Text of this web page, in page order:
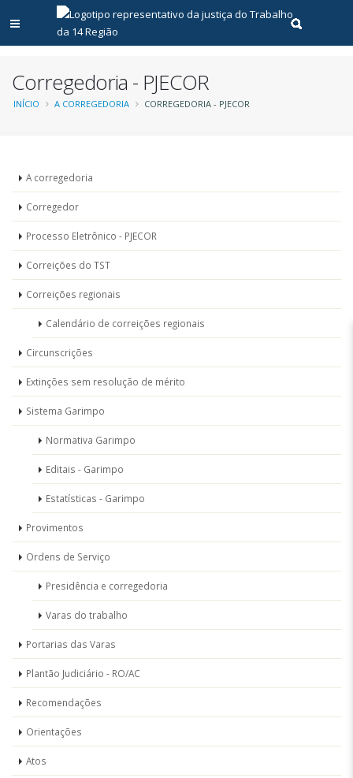
Abrir menu principal
Realizar
Corregedoria - PJECOR
Trilha
navegação
INÍCIO A CORREGEDORIA CORREGEDORIA - PJECOR
Unidades
Corregedoria
A corregedoria
Corregedor
Processo Eletrônico - PJECOR
Correições do TST
Correições regionais
Calendário de correições regionais
Circunscrições
Extinções sem resolução de mérito
Sistema Garimpo
Normativa Garimpo
Editais - Garimpo
Estatísticas - Garimpo
Provimentos
Ordens de Serviço
Presidência e corregedoria
Varas do trabalho
Portarias das Varas
Plantão Judiciário - RO/AC
Recomendações
Orientações
Atos